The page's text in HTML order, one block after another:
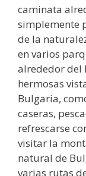
caminata
simplemente
de la
en varios
alrededor del
hermosas
Bulgaria,
caseras,
refrescarse
visitar la
natural de
varias rutas